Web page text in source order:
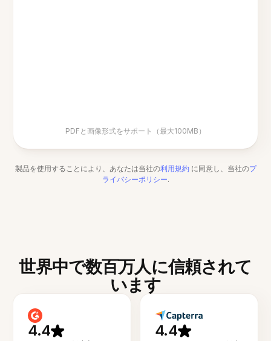
PDFと画像形式をサポート（最大100MB）
製品を使用することにより、あなたは当社の利用規約 に同意し、当社のプ
ライバシーポリシー.
世界中で数百万人に信頼されて
います
4.4 4.4